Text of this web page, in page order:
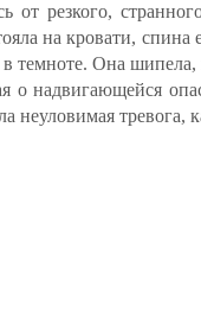
от резкого,
на кровати,
Она шипела,
о надвигающейся
неуловимая тревога,